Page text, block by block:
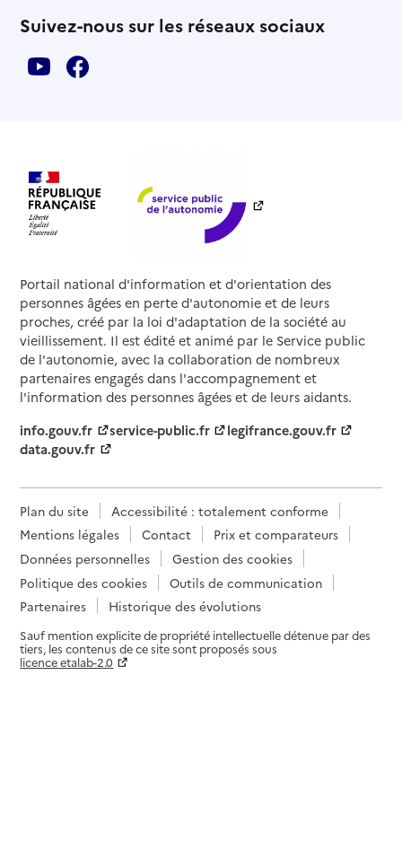
Suivez-nous sur les réseaux sociaux
Portail national d'information et d'orientation des
personnes âgées en perte d'autonomie et de leurs
proches, créé par la loi d'adaptation de la société au
vieillissement. Il est édité et animé par le Service public
de l'autonomie, avec la collaboration de nombreux
partenaires engagés dans l'accompagnement et
l'information des personnes âgées et de leurs aidants.
info.gouv.fr
service-public.fr
legifrance.gouv.fr
data.gouv.fr
Plan du site
Accessibilité : totalement conforme
Mentions légales
Contact
Prix et comparateurs
Données personnelles
Gestion des cookies
Politique des cookies
Outils de communication
Partenaires
Historique des évolutions
Sauf mention explicite de propriété intellectuelle détenue par des
tiers, les contenus de ce site sont proposés sous
licence etalab-2.0